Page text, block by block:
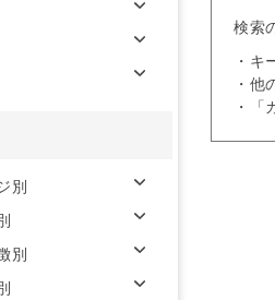
検索
・キ
・他
・「
別
別